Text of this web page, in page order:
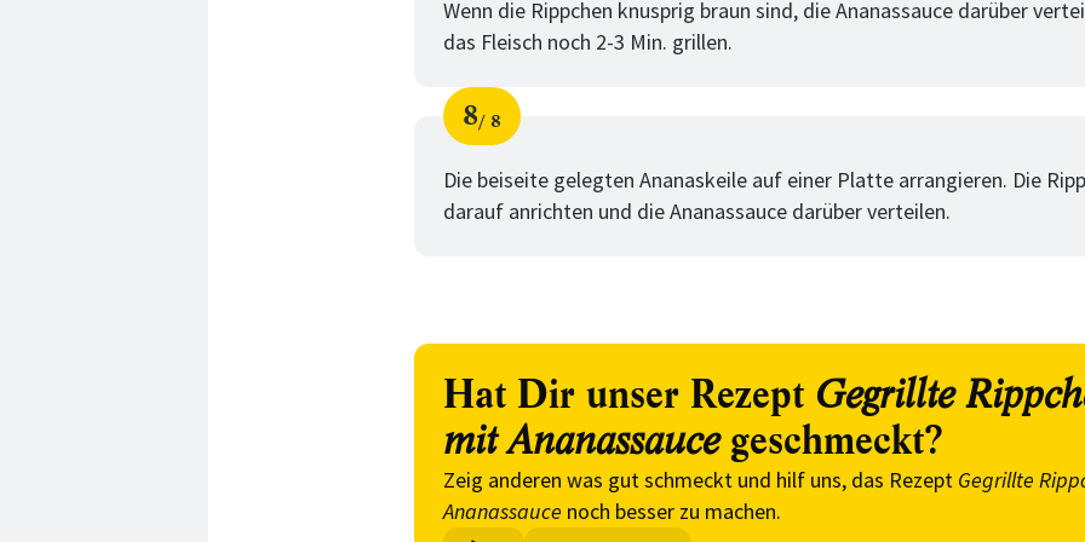
Wenn die Rippchen knusprig braun sind, die Ananassauce darüber
das Fleisch noch 2-3 Min. grillen.
Schritt
8
von
8
Die beiseite gelegten Ananaskeile auf einer Platte arrangieren. Die
darauf anrichten und die Ananassauce darüber verteilen.
Hat Dir unser Rezept Gegrillte
mit Ananassaucegeschmeckt?
Zeig anderen was gut schmeckt und hilf uns, das Rezept Gegrillte
Ananassauce noch besser zu machen.